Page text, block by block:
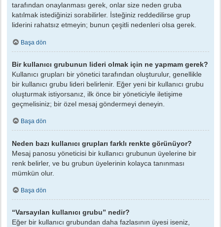
tarafından onaylanması gerek, onlar size neden gruba
katılmak istediğinizi sorabilirler. İsteğiniz reddedilirse grup
liderini rahatsız etmeyin; bunun çeşitli nedenleri olsa gerek.
Başa dön
Bir kullanıcı grubunun lideri olmak için ne yapmam gerek?
Kullanıcı grupları bir yönetici tarafından oluşturulur, genellikle
bir kullanıcı grubu lideri belirlenir. Eğer yeni bir kullanıcı grubu
oluşturmak istiyorsanız, ilk önce bir yöneticiyle iletişime
geçmelisiniz; bir özel mesaj göndermeyi deneyin.
Başa dön
Neden bazı kullanıcı grupları farklı renkte görünüyor?
Mesaj panosu yöneticisi bir kullanıcı grubunun üyelerine bir
renk belirler, ve bu grubun üyelerinin kolayca tanınması
mümkün olur.
Başa dön
“Varsayılan kullanıcı grubu” nedir?
Eğer bir kullanıcı grubundan daha fazlasının üyesi iseniz,